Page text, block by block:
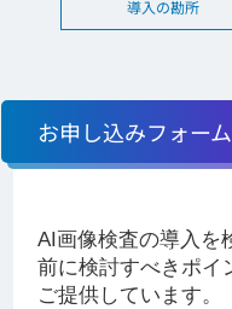
導入の勘所
お申し込みフォーム